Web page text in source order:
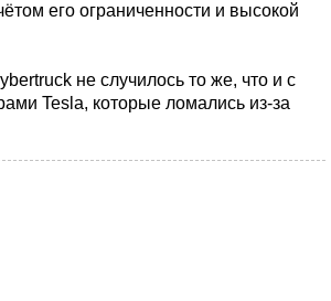
его ограниченности и высокой
не случилось то же, что и с
Tesla, которые ломались из-за